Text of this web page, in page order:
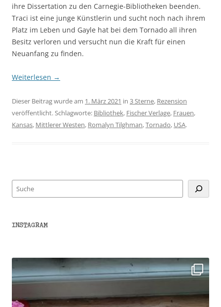
ihre Dissertation zu den Carnegie-Bibliotheken beenden.
Traci ist eine junge Künstlerin und sucht noch nach ihrem
Platz im Leben und Gayle hat bei dem Tornado all ihren
Besitz verloren und versucht nun die Kraft für einen
Neuanfang zu finden.
Weiterlesen →
Dieser Beitrag wurde am 1. März 2021 in 3 Sterne, Rezension
veröffentlicht. Schlagworte: Bibliothek, Fischer Verlage, Frauen,
Kansas, Mittlerer Westen, Romalyn Tilghman,Tornado, USA.
Suchen
INSTAGRAM